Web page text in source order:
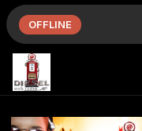
OFFLINE